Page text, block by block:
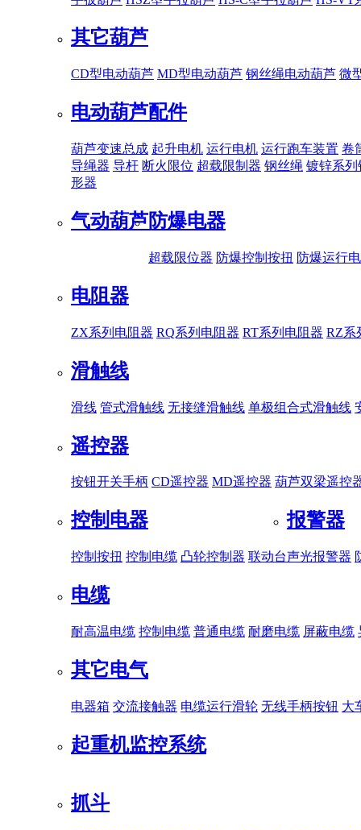
其它葫芦
CD型电动葫芦 MD型电动葫芦 钢丝绳电动葫芦 微
电动葫芦配件
葫芦变速总成 起升电机 运行电机 运行跑车装置 卷
导绳器 导杆 断火限位 超载限制器 钢丝绳 镀锌系列
形器
气动葫芦防爆电器
超载限位器 防爆控制按扭 防爆运行
电阻器
ZX系列电阻器 RQ系列电阻器 RT系列电阻器 RZ系
滑触线
滑线 管式滑触线 无接缝滑触线 单极组合式滑触线
遥控器
按钮开关手柄 CD遥控器 MD遥控器 葫芦双梁遥控
控制电器
控制按扭 控制电缆 凸轮控制器 联动台
报警器
声光报警器
电缆
耐高温电缆 控制电缆 普通电缆 耐磨电缆 屏蔽电缆
其它电气
电器箱 交流接触器 电缆运行滑轮 无线手柄按钮 大
起重机监控系统
抓斗